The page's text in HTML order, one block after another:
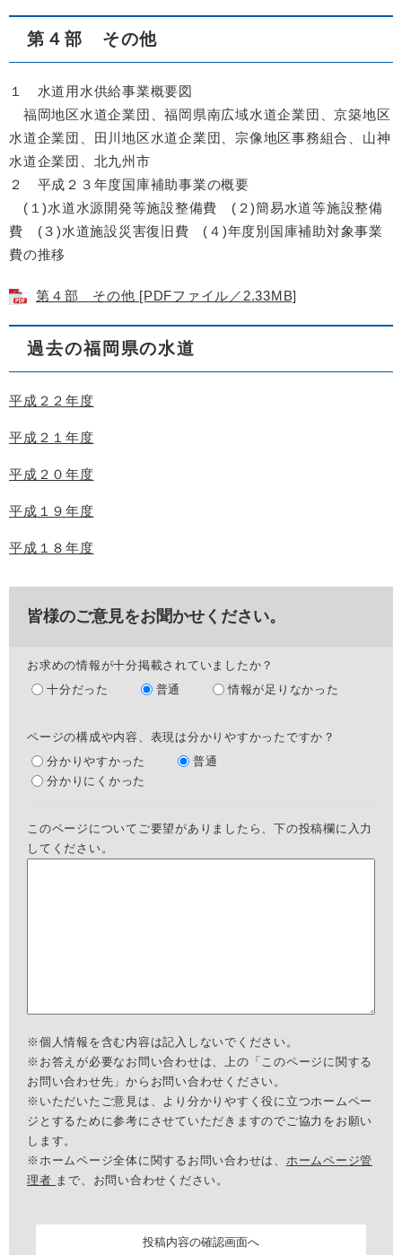
第４部 その他
１ 水道用水供給事業概要図
福岡地区水道企業団、福岡県南広域水道企業団、京築地区
水道企業団、田川地区水道企業団、宗像地区事務組合、山神
水道企業団、北九州市
２ 平成２３年度国庫補助事業の概要
(１)水道水源開発等施設整備費 (２)簡易水道等施設整備
費 (３)水道施設災害復旧費 (４)年度別国庫補助対象事業
費の推移
第４部 その他 [PDFファイル／2.33MB]
過去の福岡県の水道
平成２２年度
平成２１年度
平成２０年度
平成１９年度
平成１８年度
皆様のご意見をお聞かせください。
お求めの情報が十分掲載されていましたか？
十分だった
普通 情報が足りなかった
ページの構成や内容、表現は分かりやすかったですか？
分かりやすかった
普通
分かりにくかった
このページについてご要望がありましたら、下の投稿欄に入力
してください。
※個人情報を含む内容は記入しないでください。
※お答えが必要なお問い合わせは、上の「このページに関する
お問い合わせ先」からお問い合わせください。
※いただいたご意見は、より分かりやすく役に立つホームペー
ジとするために参考にさせていただきますのでご協力をお願い
します。
※ホームページ全体に関するお問い合わせは、 ホームページ管
理者 まで、お問い合わせください。